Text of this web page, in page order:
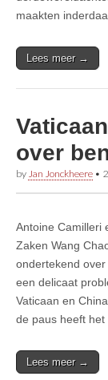
maakten
Lees meer →
over
by Jan Jonckheere •
Antoine Camilleri
Zaken Wang
ondertekend
een delicaat
Vaticaan en
de paus heeft het
Lees meer →